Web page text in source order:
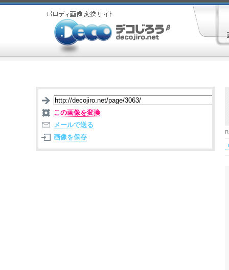
この画像を変換
メールで送る
画像を保存